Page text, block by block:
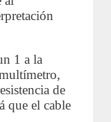
1 a la
de
que el cable